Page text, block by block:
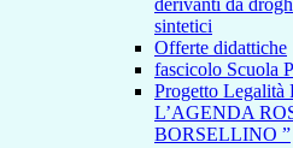
derivanti da
sintetici
Offerte didattiche
fascicolo Scuola
Progetto Legalità
L’AGENDA
BORSELLINO ”